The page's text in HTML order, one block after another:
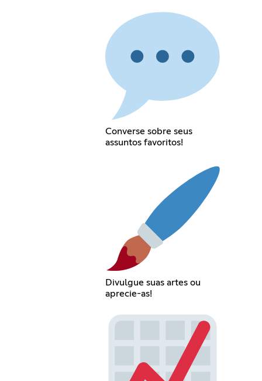
Converse sobre seus
assuntos favoritos!
Divulgue suas artes ou
aprecie-as!